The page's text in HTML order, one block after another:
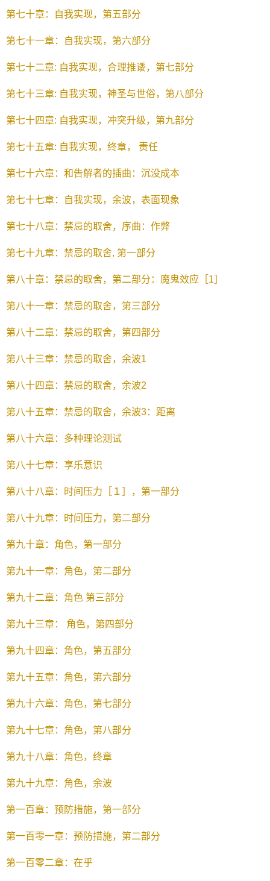
第七十章：自我实现，第五部分
第七十一章：自我实现，第六部分
第七十二章: 自我实现，合理推诿，第七部分
第七十三章: 自我实现，神圣与世俗，第八部分
第七十四章: 自我实现，冲突升级，第九部分
第七十五章: 自我实现，终章， 责任
第七十六章：和告解者的插曲：沉没成本
第七十七章：自我实现，余波，表面现象
第七十八章：禁忌的取舍，序曲：作弊
第七十九章：禁忌的取舍, 第一部分
第八十章：禁忌的取舍，第二部分：魔鬼效应［1］
第八十一章：禁忌的取舍，第三部分
第八十二章：禁忌的取舍，第四部分
第八十三章：禁忌的取舍，余波1
第八十四章：禁忌的取舍，余波2
第八十五章：禁忌的取舍，余波3：距离
第八十六章：多种理论测试
第八十七章：享乐意识
第八十八章：时间压力［１］，第一部分
第八十九章：时间压力，第二部分
第九十章：角色，第一部分
第九十一章：角色，第二部分
第九十二章：角色 第三部分
第九十三章： 角色，第四部分
第九十四章：角色，第五部分
第九十五章：角色，第六部分
第九十六章：角色，第七部分
第九十七章：角色，第八部分
第九十八章：角色，终章
第九十九章：角色，余波
第一百章：预防措施，第一部分
第一百零一章：预防措施，第二部分
第一百零二章：在乎